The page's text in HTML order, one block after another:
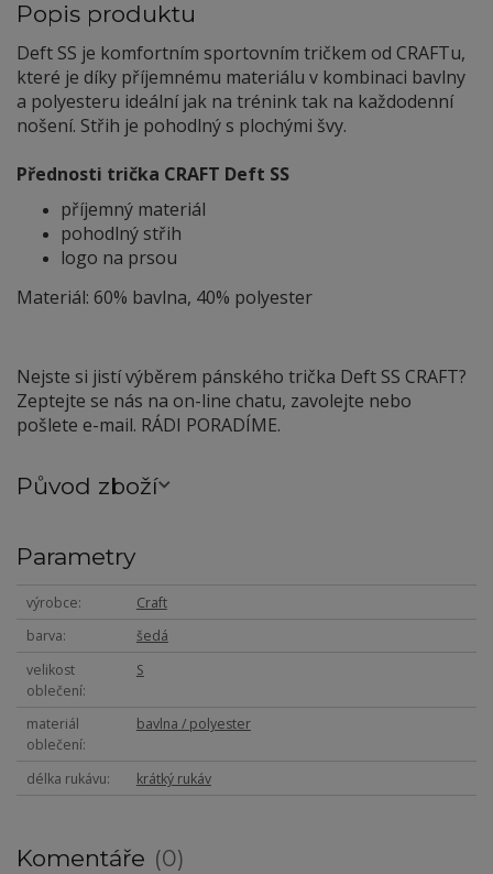
Popis produktu
Deft SS je komfortním sportovním tričkem od CRAFTu,
které je díky příjemnému materiálu v kombinaci bavlny
a polyesteru ideální jak na trénink tak na každodenní
nošení. Střih je pohodlný s plochými švy.
Přednosti trička CRAFT Deft SS
příjemný materiál
pohodlný střih
logo na prsou
Materiál: 60% bavlna, 40% polyester
Nejste si jistí výběrem pánského trička Deft SS CRAFT?
Zeptejte se nás na on-line chatu, zavolejte nebo
pošlete e-mail. RÁDI PORADÍME.
Původ zboží
Parametry
výrobce
Craft
barva
šedá
velikost
oblečení
S
materiál
oblečení
bavlna / polyester
délka rukávu krátký rukáv
Komentáře 0